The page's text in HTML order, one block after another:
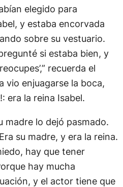
elegido para
y estaba encorvada
sobre su vestuario.
si estaba bien, y
recuerda el
vio enjuagarse la boca,
era la reina Isabel.
madre lo dejó pasmado.
su madre, y era la reina.
hay que tener
hay mucha
y el actor tiene que